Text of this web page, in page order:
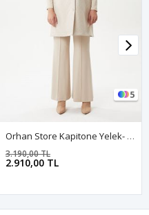
5
Orhan Store Kapitone Yelek- LYN02787 Taş
2.910,00 TL
3.190,00 TL